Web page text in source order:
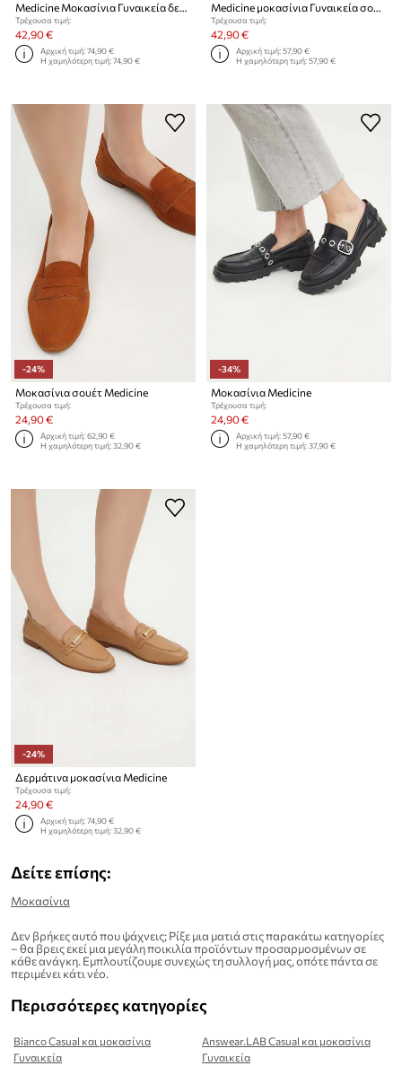
Medicine Μοκασίνια Γυναικεία δερμάτινα
Τρέχουσα τιμή:
42,90 €
Αρχική τιμή:74,90 €
Η χαμηλότερη τιμή:74,90 €
Medicine μοκασίνια Γυναικεία σουέτ
Τρέχουσα τιμή:
42,90 €
Αρχική τιμή:57,90 €
Η χαμηλότερη τιμή:57,90 €
-24%
Μοκασίνια σουέτ Medicine
Τρέχουσα τιμή:
24,90 €
Αρχική τιμή:62,90 €
Η χαμηλότερη τιμή:32,90 €
-34%
Μοκασίνια Medicine
Τρέχουσα τιμή:
24,90 €
Αρχική τιμή:57,90 €
Η χαμηλότερη τιμή:37,90 €
-24%
Δερμάτινα μοκασίνια Medicine
Τρέχουσα τιμή:
24,90 €
Αρχική τιμή:74,90 €
Η χαμηλότερη τιμή:32,90 €
Δείτε επίσης:
Μοκασίνια
Δεν βρήκες αυτό που ψάχνεις; Ρίξε μια ματιά στις παρακάτω κατηγορίες
– θα βρεις εκεί μια μεγάλη ποικιλία προϊόντων προσαρμοσμένων σε
κάθε ανάγκη. Εμπλουτίζουμε συνεχώς τη συλλογή μας, οπότε πάντα σε
περιμένει κάτι νέο.
Περισσότερες κατηγορίες
Bianco Casual και μοκασίνια
Γυναικεία
Answear.LAB Casual και μοκασίνια
Γυναικεία